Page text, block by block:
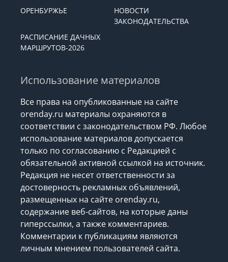
ОРЕНБУРЖЬЕ
НОВОСТИ
ЗАКОНОДАТЕЛЬСТВА
РАСПИСАНИЕ ДАЧНЫХ
МАРШРУТОВ-2026
Использование материалов
Все права на опубликованные на сайте
orenday.ru материалы охраняются в
соответствии с законодательством РФ. Любое
использование материалов допускается
только по согласованию с Редакцией с
обязательной активной ссылкой на источник.
Редакция не несет ответственности за
достоверность рекламных объявлений,
размещенных на сайте orenday.ru,
содержание веб-сайтов, на которые даны
гиперссылки, а также комментариев.
Комментарии к публикациям являются
личным мнением пользователей сайта.